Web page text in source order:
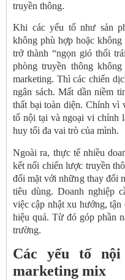
truyền thông.
Khi các yếu tố như sản
không phù hợp hoặc
trở thành “ngọn gió thổi
phòng truyền thông
marketing. Thì các chiến
ngân sách. Mất dần niềm
thất bại toàn diện. Chính vì
tố nội tại và ngoại vi chính
huy tối đa vai trò của mình.
Ngoài ra, thực tế nhiều
kết nối chiến lược truyền
đối mặt với những thay đổi
tiêu dùng. Doanh nghiệp
việc cập nhật xu hướng,
hiệu quả. Từ đó góp phần
trường.
Các yếu tố
marketing mix